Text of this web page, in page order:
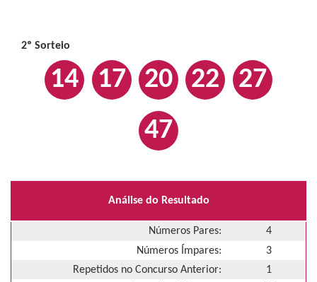
2º Sorteio
14 17 20 22
27
47
Análise do Resultado
Números Pares:
4
Números Ímpares:
3
Repetidos no Concurso Anterior:
1